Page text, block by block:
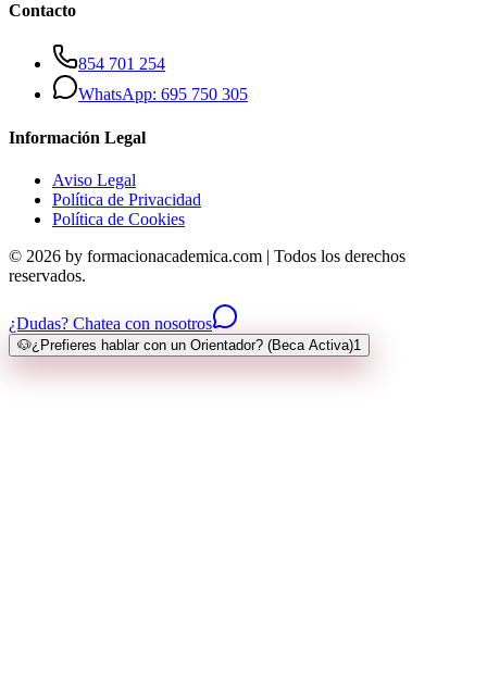
Contacto
854 701 254
WhatsApp: 695 750 305
Información Legal
Aviso Legal
Política de Privacidad
Política de Cookies
© 2026 by formacionacademica.com | Todos los derechos
reservados.
¿Dudas? Chatea con nosotros
🐶¿Prefieres hablar con un Orientador? (Beca Activa)1